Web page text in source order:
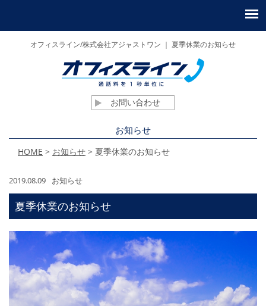
オフィスライン/株式会社アジャストワン ｜ 夏季休業のお知らせ
お問い合わせ
お知らせ
HOME > お知らせ > 夏季休業のお知らせ
2019.08.09 お知らせ
夏季休業のお知らせ